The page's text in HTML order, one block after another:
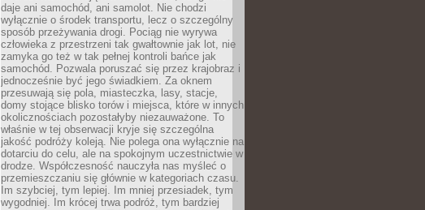
daje ani samochód, ani samolot. Nie chodzi
wyłącznie o środek transportu, lecz o szczególny
sposób przeżywania drogi. Pociąg nie wyrywa
człowieka z przestrzeni tak gwałtownie jak lot, nie
zamyka go też w tak pełnej kontroli bańce jak
samochód. Pozwala poruszać się przez krajobraz i
jednocześnie być jego świadkiem. Za oknem
przesuwają się pola, miasteczka, lasy, stacje,
domy stojące blisko torów i miejsca, które w innych
okolicznościach pozostałyby niezauważone. To
właśnie w tej obserwacji kryje się szczególna
jakość podróży koleją. Nie polega ona wyłącznie na
dotarciu do celu, ale na spokojnym uczestnictwie w
drodze. Współczesność nauczyła nas myśleć o
przemieszczaniu się głównie w kategoriach czasu.
Im szybciej, tym lepiej. Im mniej przesiadek, tym
wygodniej. Im krócej trwa podróż, tym bardziej